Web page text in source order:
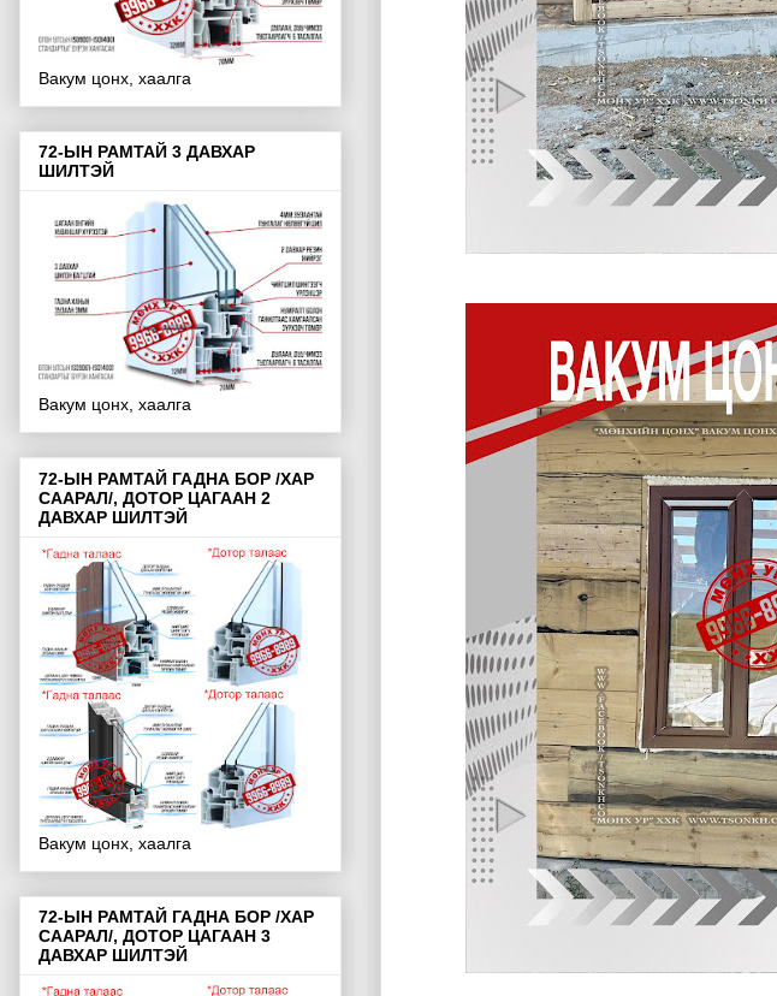
Вакум цонх, хаалга
72-ЫН РАМТАЙ 3 ДАВХАР
ШИЛТЭЙ
Вакум цонх, хаалга
72-ЫН РАМТАЙ ГАДНА БОР /ХАР
СААРАЛ/, ДОТОР ЦАГААН 2
ДАВХАР ШИЛТЭЙ
Вакум цонх, хаалга
72-ЫН РАМТАЙ ГАДНА БОР /ХАР
СААРАЛ/, ДОТОР ЦАГААН 3
ДАВХАР ШИЛТЭЙ